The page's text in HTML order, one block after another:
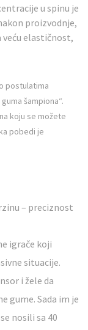
u spinu je
proizvodnje,
elastičnost,
postulatima
šampiona“.
koju se možete
pobedi je
– preciznost
igrače koji
situacije.
i žele da
gume. Sada im je
nosili sa 40